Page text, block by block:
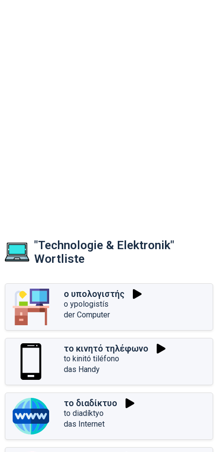
"Technologie & Elektronik"
Wortliste
ο υπολογιστής
o ypologistís
der Computer
το κινητό τηλέφωνο
to kinitó tiléfono
das Handy
το διαδίκτυο
to diadíktyo
das Internet